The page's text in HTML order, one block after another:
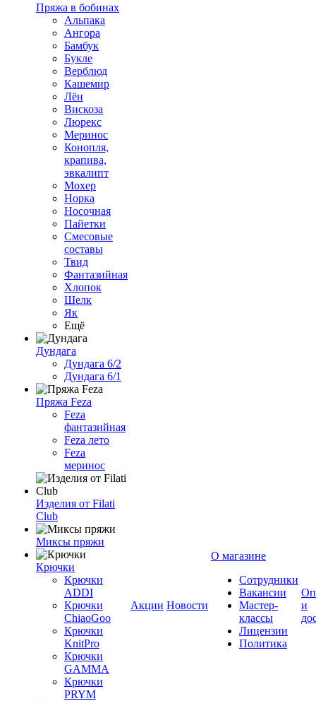
Пряжа в бобинах
Альпака
Ангора
Бамбук
Букле
Верблюд
Кашемир
Лён
Вискоза
Люрекс
Меринос
Конопля,
крапива,
эвкалипт
Мохер
Норка
Носочная
Пайетки
Смесовые
составы
Твид
Фантазийная
Хлопок
Шелк
Як
Ещё
Дундага
Дундага 6/2
Дундага 6/1
Пряжа Feza
Feza
фантазийная
Feza лето
Feza
меринос
Изделия от Filati
Club
Миксы пряжи
Крючки
Крючки
ADDI
Крючки
ChiaoGoo
Крючки
KnitPro
Крючки
GAMMA
Крючки
PRYM
Акции Новости
О магазине
Сотрудники
Вакансии
Мастер-
классы
Лицензии
Политика
и